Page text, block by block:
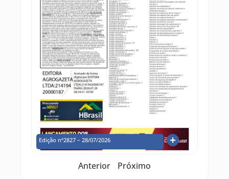
Edição nº2827 – 28/07/2026
Anterior Próximo